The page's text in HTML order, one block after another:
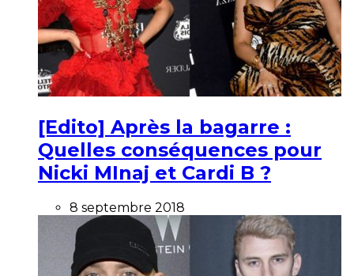
[Edito] Après la bagarre :
Quelles conséquences pour
Nicki MInaj et Cardi B ?
8 septembre 2018